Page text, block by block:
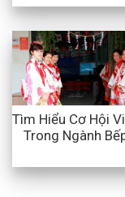
Tìm Hiểu Cơ Hội
Trong Ngành